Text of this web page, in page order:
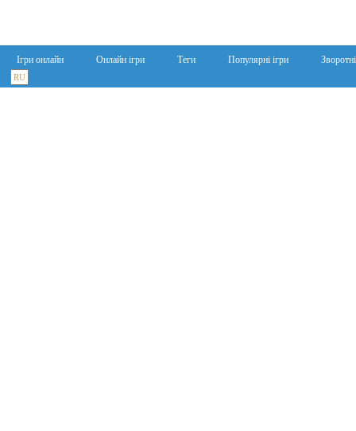
Ігри онлайн Онлайн ігри Теги Популярні ігри
RU